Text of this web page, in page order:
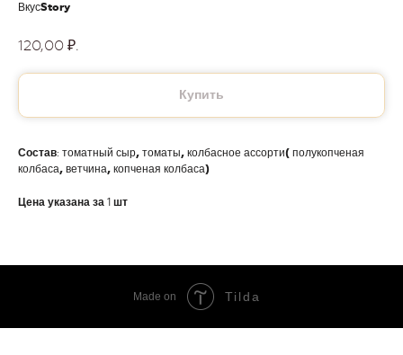
ВкусStory
120,00 ₽.
Купить
Состав: томатный сыр, томаты, колбасное ассорти( полукопченая
колбаса, ветчина, копченая колбаса)
Цена указана за 1 шт
Made on Tilda